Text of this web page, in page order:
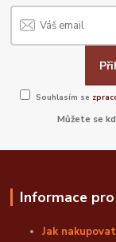
Souhlasím se
Můžete se
Informace
Jak nakupovat